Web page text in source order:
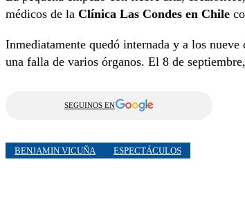
médicos de la Clínica Las Condes en Chile
Inmediatamente quedó internada y a los
una falla de varios órganos. El 8 de
SEGUINOS EN
BENJAMIN VICUÑA ESPECTÁCULOS